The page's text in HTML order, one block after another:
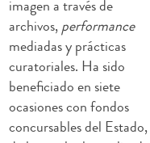
imagen a través de
archivos,performance
mediadas y prácticas
curatoriales. Ha sido
beneficiado en siete
ocasiones con fondos
concursables del Estado,